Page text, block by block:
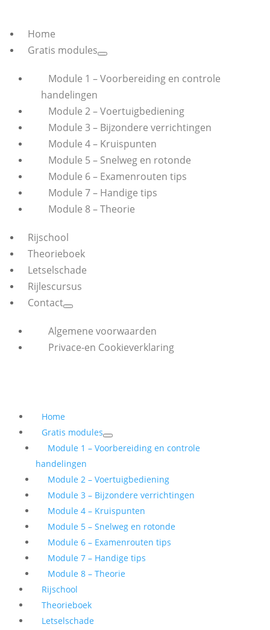
Home
Gratis modules
Module 1 – Voorbereiding en controle
handelingen
Module 2 – Voertuigbediening
Module 3 – Bijzondere verrichtingen
Module 4 – Kruispunten
Module 5 – Snelweg en rotonde
Module 6 – Examenrouten tips
Module 7 – Handige tips
Module 8 – Theorie
Rijschool
Theorieboek
Letselschade
Rijlescursus
Contact
Algemene voorwaarden
Privace-en Cookieverklaring
Home
Gratis modules
Module 1 – Voorbereiding en controle
handelingen
Module 2 – Voertuigbediening
Module 3 – Bijzondere verrichtingen
Module 4 – Kruispunten
Module 5 – Snelweg en rotonde
Module 6 – Examenrouten tips
Module 7 – Handige tips
Module 8 – Theorie
Rijschool
Theorieboek
Letselschade